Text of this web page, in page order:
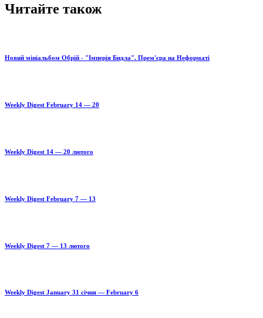
Читайте також
Новий мініальбом Обрій - "Імперія Бидла". Прем'єра на Неформаті
Weekly Digest February 14 — 20
Weekly Digest 14 — 20 лютого
Weekly Digest February 7 — 13
Weekly Digest 7 — 13 лютого
Weekly Digest January 31 січня — February 6